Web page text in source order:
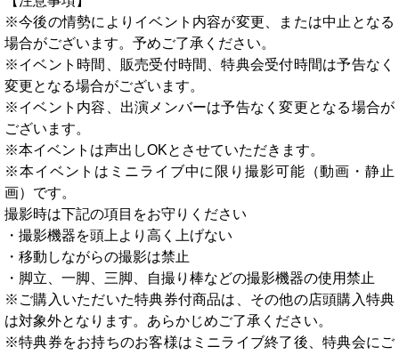
※今後の情勢によりイベント内容が変更、または中止となる
場合がございます。予めご了承ください。
※イベント時間、販売受付時間、特典会受付時間は予告なく
変更となる場合がございます。
※イベント内容、出演メンバーは予告なく変更となる場合が
ございます。
※本イベントは声出しOKとさせていただきます。
※本イベントはミニライブ中に限り撮影可能（動画・静止
画）です。
撮影時は下記の項目をお守りください
・撮影機器を頭上より高く上げない
・移動しながらの撮影は禁止
・脚立、一脚、三脚、自撮り棒などの撮影機器の使用禁止
※ご購入いただいた特典券付商品は、その他の店頭購入特典
は対象外となります。あらかじめご了承ください。
※特典券をお持ちのお客様はミニライブ終了後、特典会にご